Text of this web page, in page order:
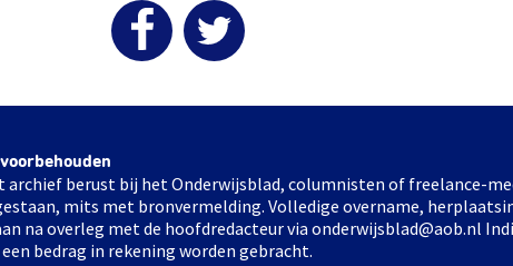
berust bij het Onderwijsblad, columnisten of freelance-
mits met bronvermelding. Volledige overname,
na overleg met de hoofdredacteur via onderwijsblad@aob.nl
bedrag in rekening worden gebracht.